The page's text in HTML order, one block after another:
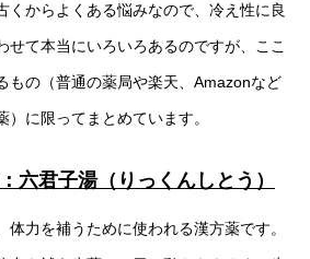
くからよくある悩みなので、冷え性に良
せて本当にいろいろあるのですが、ここ
もの（普通の薬局や楽天、Amazonなど
に限ってまとめています。
六君子湯（りっくんしとう）
体力を補うために使われる漢方薬です。